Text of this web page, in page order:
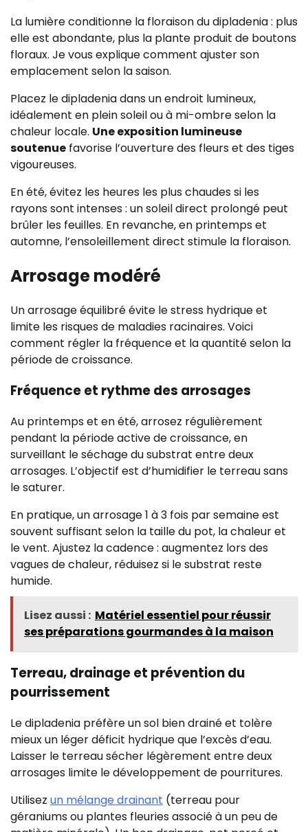
La lumière conditionne la floraison du dipladenia : plus
elle est abondante, plus la plante produit de boutons
floraux. Je vous explique comment ajuster son
emplacement selon la saison.
Placez le dipladenia dans un endroit lumineux,
idéalement en plein soleil ou à mi-ombre selon la
chaleur locale. Une exposition lumineuse
soutenue favorise l’ouverture des fleurs et des tiges
vigoureuses.
En été, évitez les heures les plus chaudes si les
rayons sont intenses : un soleil direct prolongé peut
brûler les feuilles. En revanche, en printemps et
automne, l’ensoleillement direct stimule la floraison.
Arrosage modéré
Un arrosage équilibré évite le stress hydrique et
limite les risques de maladies racinaires. Voici
comment régler la fréquence et la quantité selon la
période de croissance.
Fréquence et rythme des arrosages
Au printemps et en été, arrosez régulièrement
pendant la période active de croissance, en
surveillant le séchage du substrat entre deux
arrosages. L’objectif est d’humidifier le terreau sans
le saturer.
En pratique, un arrosage 1 à 3 fois par semaine est
souvent suffisant selon la taille du pot, la chaleur et
le vent. Ajustez la cadence : augmentez lors des
vagues de chaleur, réduisez si le substrat reste
humide.
Lisez aussi : Matériel essentiel pour réussir
ses préparations gourmandes à la maison
Terreau, drainage et prévention du
pourrissement
Le dipladenia préfère un sol bien drainé et tolère
mieux un léger déficit hydrique que l’excès d’eau.
Laisser le terreau sécher légèrement entre deux
arrosages limite le développement de pourritures.
Utilisez un mélange drainant (terreau pour
géraniums ou plantes fleuries associé à un peu de